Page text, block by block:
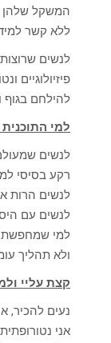
המשקל שלהן
ללא קשר
לנשים
פיזיולוגיים
להילחם בגוף
למי
לנשים
רקע בסיסי
לנשים הרות
לנשים עם
למי שמחפשת
ולא תהליך
קצת עליי
נעים להכיר,
אני